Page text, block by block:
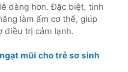
dàng hơn. Đặc biệt, tinh
làm ấm cơ thể, giúp
điều trị cảm lạnh.
mũi cho trẻ sơ sinh